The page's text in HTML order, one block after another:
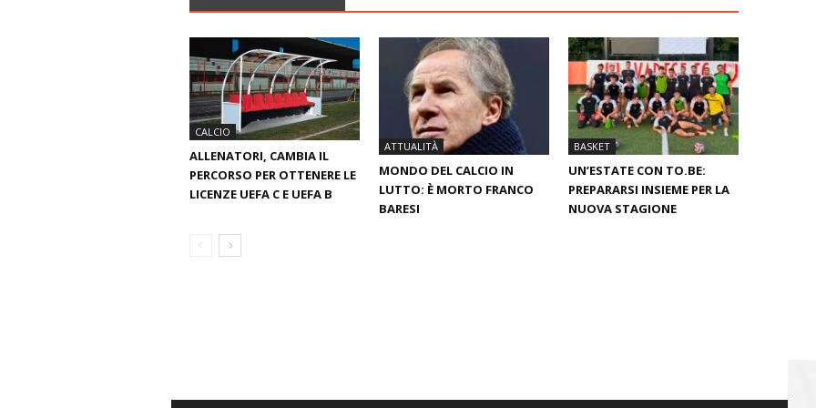
CALCIO
ALLENATORI, CAMBIA IL
PERCORSO PER OTTENERE LE
LICENZE UEFA C E UEFA B
ATTUALITÀ
MONDO DEL CALCIO IN
LUTTO: È MORTO FRANCO
BARESI
BASKET
UN’ESTATE CON TO.BE:
PREPARARSI INSIEME PER LA
NUOVA STAGIONE